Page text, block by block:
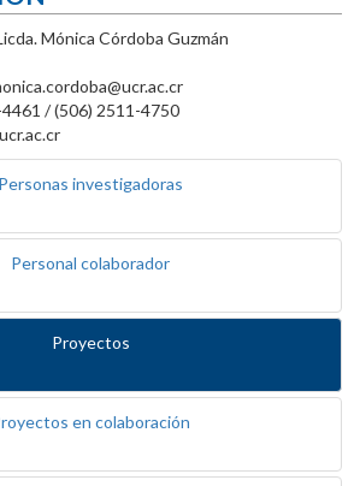
Mónica Córdoba Guzmán
/ (506) 2511-4750
Personas investigadoras
Personal colaborador
Proyectos
en colaboración